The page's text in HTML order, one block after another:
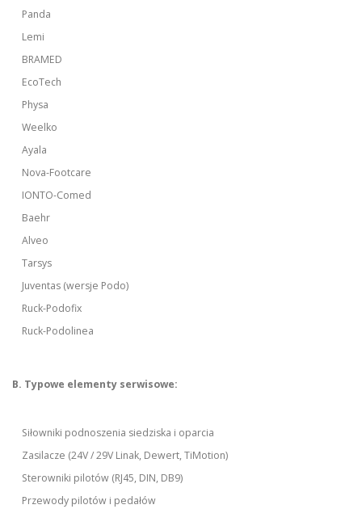
Panda
Lemi
BRAMED
EcoTech
Physa
Weelko
Ayala
Nova-Footcare
IONTO-Comed
Baehr
Alveo
Tarsys
Juventas (wersje Podo)
Ruck-Podofix
Ruck-Podolinea
B. Typowe elementy serwisowe:
Siłowniki podnoszenia siedziska i oparcia
Zasilacze (24V / 29V Linak, Dewert, TiMotion)
Sterowniki pilotów (RJ45, DIN, DB9)
Przewody pilotów i pedałów